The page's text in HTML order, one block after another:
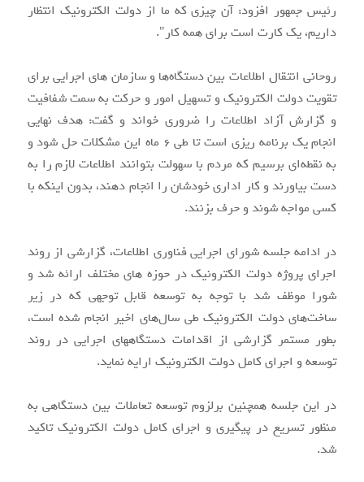
رئیس جمهور افزود: آن چیزی که ما از دولت الکترونیک انتظار
داریم، یک کارت است برای همه کار".
روحانی انتقال اطلاعات بین دستگاه‌ها و سازمان های اجرایی برای
تقویت دولت الکترونیک و تسهیل امور و حرکت به سمت شفافیت
و گزارش آزاد اطلاعات را ضروری خواند و گفت: هدف نهایی
انجام یک برنامه ریزی است تا طی ۶ ماه این مشکلات حل شود و
به نقطه‌ای برسیم که مردم با سهولت بتوانند اطلاعات لازم را به
دست بیاورند و کار اداری خودشان را انجام دهند، بدون اینکه با
کسی مواجه شوند و حرف بزنند.
در ادامه جلسه شورای اجرایی فناوری اطلاعات، گزارشی از روند
اجرای پروژه دولت الکترونیک در حوزه های مختلف ارائه شد و
شورا موظف شد با توجه به توسعه قابل توجهی که در زیر
ساخت‌های دولت الکترونیک طی سال‌های اخیر انجام شده است،
بطور مستمر گزارشی از اقدامات دستگاههای اجرایی در روند
توسعه و اجرای کامل دولت الکترونیک ارایه نماید.
در این جلسه همچنین برلزوم توسعه تعاملات بین دستگاهی به
منظور تسریع در پیگیری و اجرای کامل دولت الکترونیک تاکید
شد.